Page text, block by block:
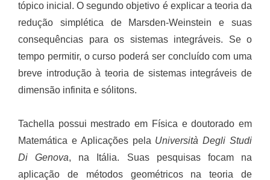
tópico inicial. O segundo objetivo é explicar a teoria da
redução simplética de Marsden-Weinstein e suas
consequências para os sistemas integráveis. Se o
tempo permitir, o curso poderá ser concluído com uma
breve introdução à teoria de sistemas integráveis de
dimensão infinita e sólitons.
Tachella possui mestrado em Física e doutorado em
Matemática e Aplicações pela Università Degli Studi
Di Genova, na Itália. Suas pesquisas focam na
aplicação de métodos geométricos na teoria de